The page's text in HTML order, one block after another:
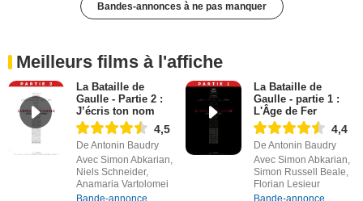
Bandes-annonces à ne pas manquer
Meilleurs films à l'affiche
La Bataille de
Gaulle - Partie 2 :
J’écris ton nom
4,5
De Antonin Baudry
Avec Simon Abkarian,
Niels Schneider,
Anamaria Vartolomei
Bande-annonce
La Bataille de
Gaulle - partie 1 :
L'Âge de Fer
4,4
De Antonin Baudry
Avec Simon Abkarian,
Simon Russell Beale,
Florian Lesieur
Bande-annonce